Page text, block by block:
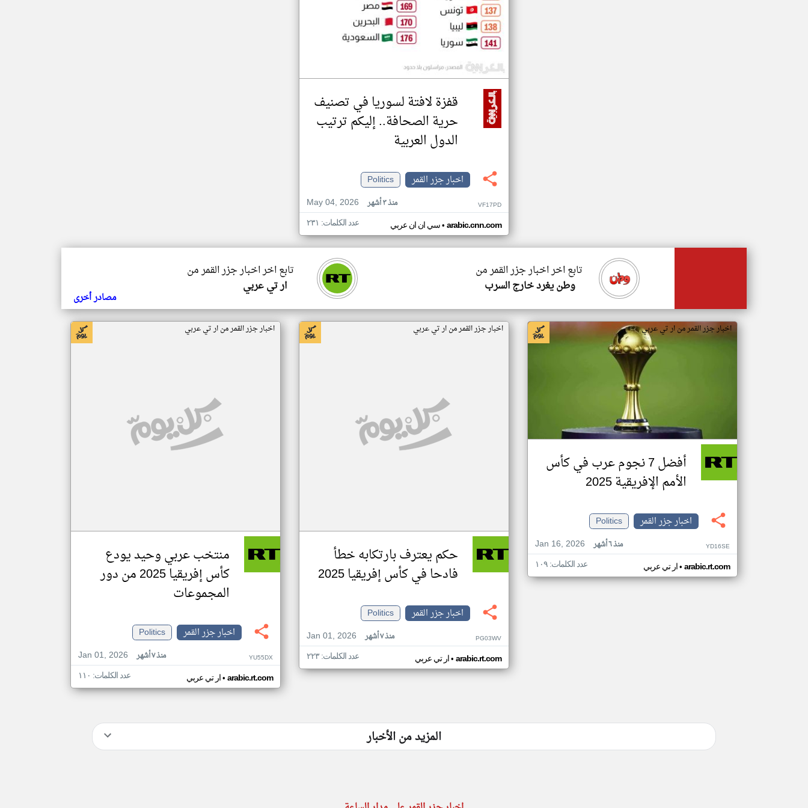
قفزة لافتة لسوريا في تصنيف
حرية الصحافة.. إليكم ترتيب
الدول العربية
اخبار جزر القمر
Politics
May 04, 2026
منذ ٣ أشهر VF17PD
سي ان ان عربي• arabic.cnn.com عدد الكلمات: ٢٣١
تابع اخر اخبار جزر القمر من
ار تي عربي
تابع اخر اخبار جزر القمر من
وطن يغرد خارج السرب
مصادر أخرى
اخبار جزر القمر من ار تي عربي
أفضل 7 نجوم عرب في كأس
الأمم الإفريقية 2025
اخبار جزر القمر
Politics
Jan 16, 2026
منذ ٦ أشهر YD16SE
ار تي عربي• arabic.rt.com عدد الكلمات: ١٠٩
اخبار جزر القمر من ار تي عربي
حكم يعترف بارتكابه خطأ
فادحا في كأس إفريقيا 2025
اخبار جزر القمر
Politics
Jan 01, 2026
منذ ٧ أشهر PG03WV
ار تي عربي• arabic.rt.com عدد الكلمات: ٢٢٣
اخبار جزر القمر من ار تي عربي
منتخب عربي وحيد يودع
كأس إفريقيا 2025 من دور
المجموعات
اخبار جزر القمر
Politics
Jan 01, 2026
منذ ٧ أشهر YU55DX
ار تي عربي• arabic.rt.com عدد الكلمات: ١١٠
المزيد من الأخبار